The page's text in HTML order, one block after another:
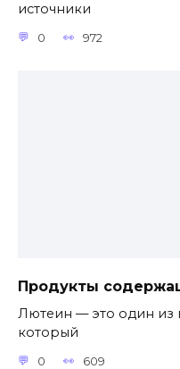
источники
0 972
Продукты
Лютеин — это один из
который
0 609